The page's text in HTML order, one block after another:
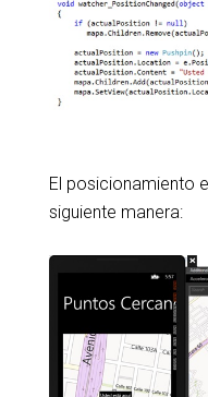
El posicionamiento
siguiente manera: